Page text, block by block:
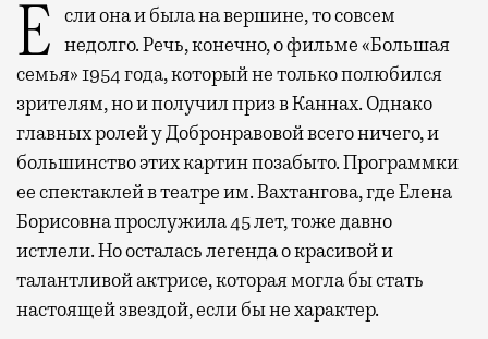
Если она и была на вершине, то совсем недолго. Речь, конечно, о фильме «Большая
семья» 1954 года, который не только полюбился
зрителям, но и получил приз в Каннах. Однако
главных ролей у Добронравовой всего ничего, и
большинство этих картин позабыто. Программки
ее спектаклей в театре им. Вахтангова, где Елена
Борисовна прослужила 45 лет, тоже давно
истлели. Но осталась легенда о красивой и
талантливой актрисе, которая могла бы стать
настоящей звездой, если бы не характер.